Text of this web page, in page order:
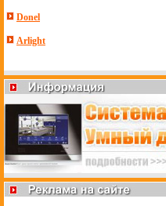
Donel
Arlight